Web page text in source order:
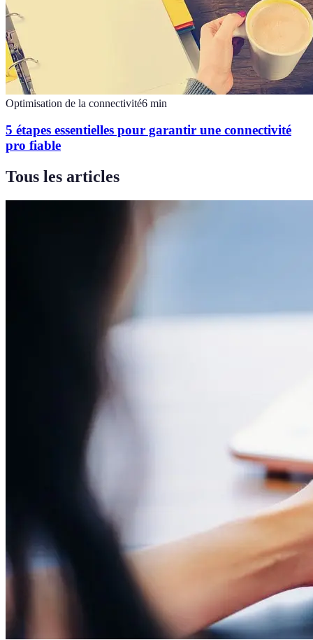
Optimisation de la connectivité6 min
5 étapes essentielles pour garantir une connectivité
pro fiable
Tous les articles